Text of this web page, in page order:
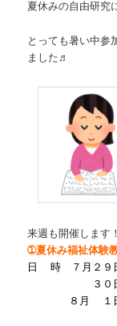
夏休みの自由研究
とっても暑い中参
ました♬
来週も開催します！
➀夏休み福祉体験
日 時 ７月２９
３０日(
８月 １日(
１４